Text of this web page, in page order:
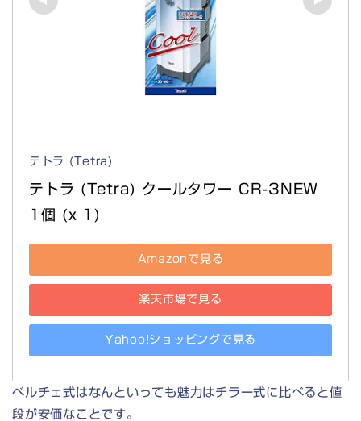
テトラ (Tetra)
テトラ (Tetra) クールタワー CR-3NEW
1個 (x 1)
Amazonで見る
楽天市場で見る
Yahoo!ショッピングで見る
ベルチェ式はなんといっても魅力はチラー式に比べると値
段が安価なことです。